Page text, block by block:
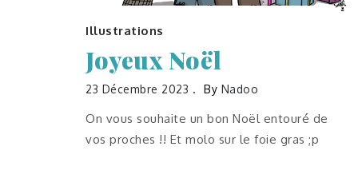
Illustrations
Joyeux Noël
23 Décembre 2023 By Nadoo
On vous souhaite un bon Noël entouré de
vos proches !! Et molo sur le foie gras ;p